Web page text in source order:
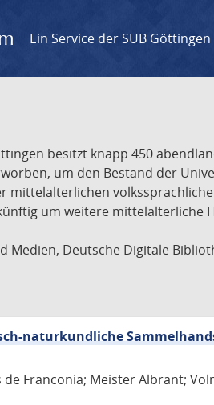
Ein Service der SUB Göttingen
besitzt knapp 450
um den Bestand der
um weitere mittelalterliche
Deutsche Digitale
naturkundliche
Franconia; Meister Albrant;